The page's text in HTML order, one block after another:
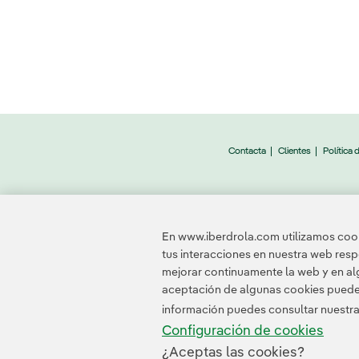
Contacta Clientes Política
En www.iberdrola.com utilizamos
tus interacciones en nuestra web
mejorar continuamente la web y en
aceptación de algunas cookies
información puedes consultar
Configuración de cookies
¿Aceptas las cookies?